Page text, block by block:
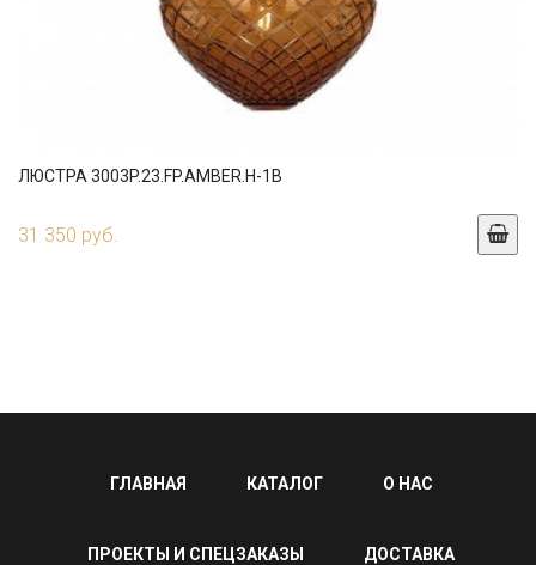
ЛЮСТРА 3003P.23.FP.AMBER.H-1B
31 350 руб.
ГЛАВНАЯ КАТАЛОГ О НАС
ПРОЕКТЫ И СПЕЦЗАКАЗЫ ДОСТАВКА